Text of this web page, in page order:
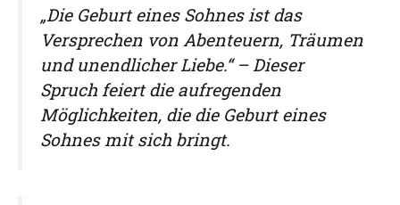
„Die Geburt eines Sohnes ist das
Versprechen von Abenteuern, Träumen
und unendlicher Liebe.“ – Dieser
Spruch feiert die aufregenden
Möglichkeiten, die die Geburt eines
Sohnes mit sich bringt.